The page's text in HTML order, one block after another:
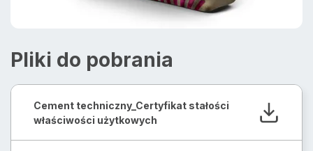
Pliki do pobrania
Cement techniczny_Certyfikat stałości
właściwości użytkowych